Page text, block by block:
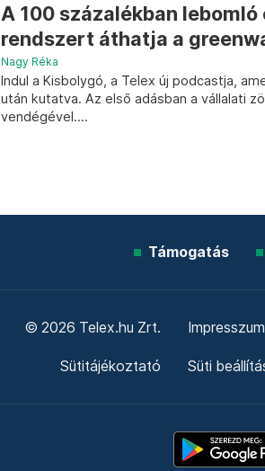
A 100 százalékban
rendszert áthatja a
Nagy Réka
Indul a Kisbolygó, a Telex új podcastja,
után kutatva. Az első adásban a vállalati
vendégével....
Támogatás
© 2026 Telex.hu Zrt. Impresszum
Sütitájékoztató Süti